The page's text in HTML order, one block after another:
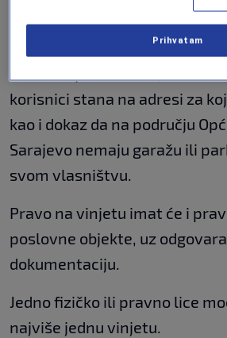
Da bi ostvarili to pravo,
ličnu kartu, uvjerenje o
korisnici stana na adresi za
kao i dokaz da na području
Sarajevo nemaju garažu ili
svom vlasništvu.
Pravo na vinjetu imat će i
poslovne objekte, uz
dokumentaciju.
Jedno fizičko ili pravno lice
najviše jednu vinjetu.
Prihvatam